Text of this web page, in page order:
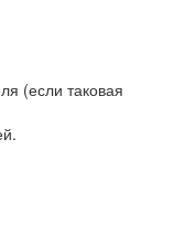
(если таковая